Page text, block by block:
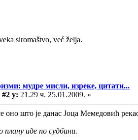
siromaštvo, već želja.
мудре мисли, изреке, цитати...
у: 21.29 ч. 25.01.2009. »
оно што је данас Јоца Мемедовић
плану иде по судбини.